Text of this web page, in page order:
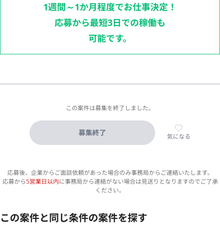
1週間～1か月程度でお仕事決定！
応募から最短3日での稼働も
可能です。
この案件は募集を終了しました。
募集終了 気になる
応募後、企業からご面談依頼があった場合のみ事務局からご連絡いたします。
応募から5営業日以内に事務局から連絡がない場合は見送りとなりますのでご了承
ください。
この案件と同じ条件の案件を探す